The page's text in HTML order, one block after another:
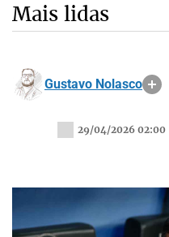
Mais lidas
Gustavo Nolasco
29/04/2026 02:00